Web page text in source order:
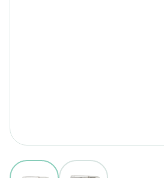
View larger imageView larger image